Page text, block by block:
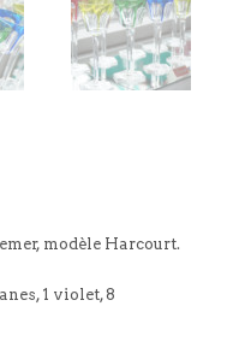
modèle Harcourt.
1 violet, 8